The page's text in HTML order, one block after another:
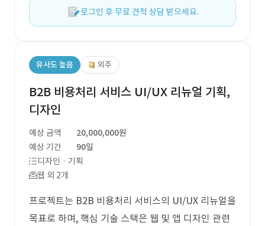
로그인 후 무료 견적 상담 받으세요.
유사도 높음 외주
B2B 비용처리 서비스 UI/UX 리뉴얼 기획,
디자인
예상 금액
20,000,000원
예상 기간
90일
디자인 · 기획
웹 외 2개
프로젝트는 B2B 비용처리 서비스의 UI/UX 리뉴얼을
목표로 하며, 핵심 기술 스택은 웹 및 앱 디자인 관련